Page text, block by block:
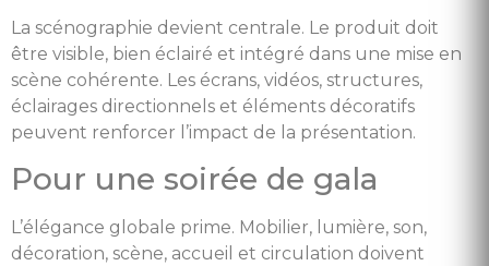
La scénographie devient centrale. Le produit doit
être visible, bien éclairé et intégré dans une mise en
scène cohérente. Les écrans, vidéos, structures,
éclairages directionnels et éléments décoratifs
peuvent renforcer l’impact de la présentation.
Pour une soirée de gala
L’élégance globale prime. Mobilier, lumière, son,
décoration, scène, accueil et circulation doivent